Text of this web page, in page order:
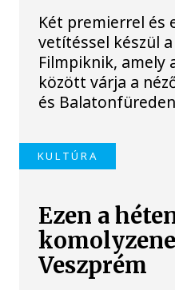
Két premierrel és
vetítéssel készül
Filmpiknik, amely
között várja a
és
KULTÚRA
Ezen a
Veszprém